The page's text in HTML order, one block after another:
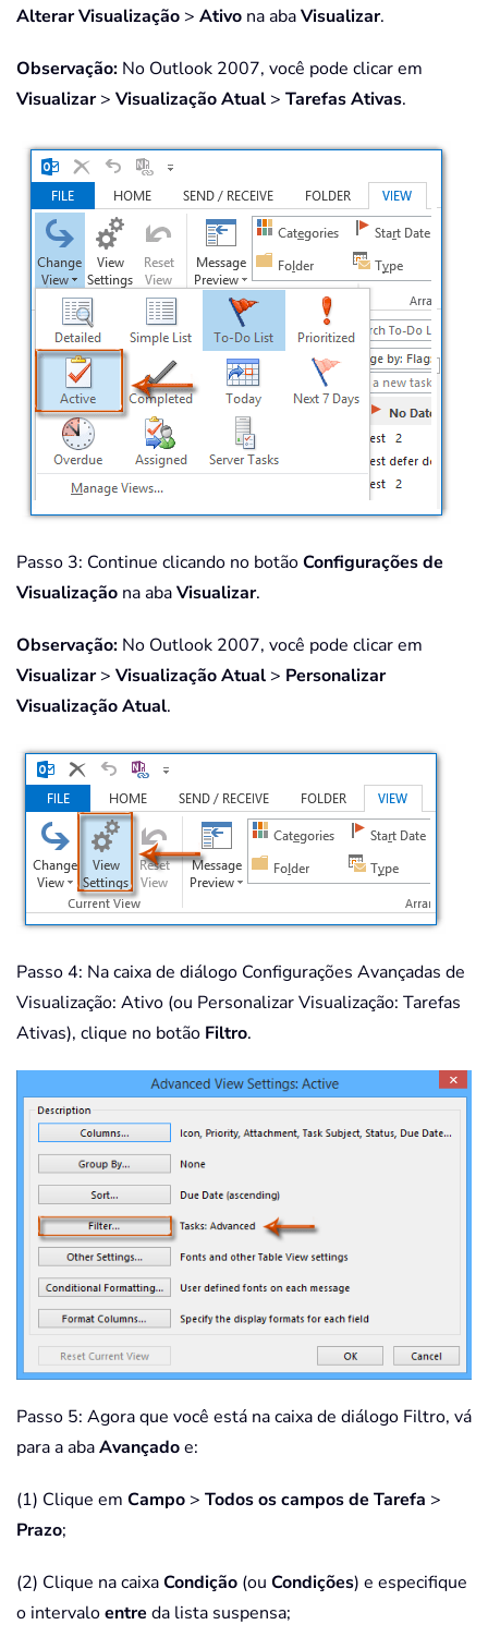
Alterar Visualização > Ativo na abaVisualizar.
Observação: No Outlook 2007, você pode clicar em
Visualizar> Visualização Atual > Tarefas Ativas.
Passo 3: Continue clicando no botãoConfigurações de
Visualização na abaVisualizar.
Observação: No Outlook 2007, você pode clicar em
Visualizar> Visualização Atual > Personalizar
Visualização Atual.
Passo 4: Na caixa de diálogo Configurações Avançadas de
Visualização: Ativo (ou Personalizar Visualização: Tarefas
Ativas), clique no botão Filtro.
Passo 5: Agora que você está na caixa de diálogo Filtro, vá
para a abaAvançadoe:
(1) Clique em Campo > Todos os campos de Tarefa >
Prazo;
(2) Clique na caixaCondição (ou Condições) e especifique
o intervaloentre da lista suspensa;